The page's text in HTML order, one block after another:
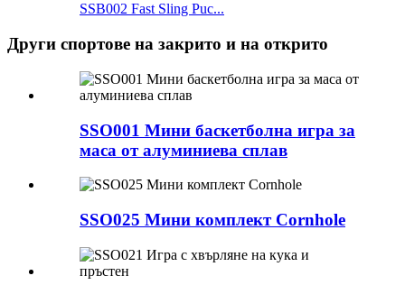
SSB002 Fast Sling Puc...
Други спортове на закрито и на открито
SSO001 Мини баскетболна игра за
маса от алуминиева сплав
SSO025 Мини комплект Cornhole